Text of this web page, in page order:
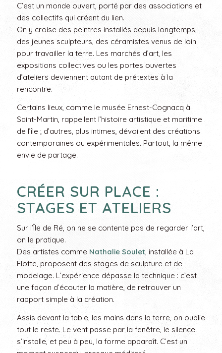
C’est un monde ouvert, porté par des associations et
des collectifs qui créent du lien.
On y croise des peintres installés depuis longtemps,
des jeunes sculpteurs, des céramistes venus de loin
pour travailler la terre. Les marchés d’art, les
expositions collectives ou les portes ouvertes
d’ateliers deviennent autant de prétextes à la
rencontre.
Certains lieux, comme le musée Ernest-Cognacq à
Saint-Martin, rappellent l’histoire artistique et maritime
de l’île ; d’autres, plus intimes, dévoilent des créations
contemporaines ou expérimentales. Partout, la même
envie de partage.
CRÉER SUR PLACE :
STAGES ET ATELIERS
Sur l’Île de Ré, on ne se contente pas de regarder l’art,
on le pratique.
Des artistes comme Nathalie Soulet, installée à La
Flotte, proposent des stages de sculpture et de
modelage. L’expérience dépasse la technique : c’est
une façon d’écouter la matière, de retrouver un
rapport simple à la création.
Assis devant la table, les mains dans la terre, on oublie
tout le reste. Le vent passe par la fenêtre, le silence
s’installe, et peu à peu, la forme apparaît. C’est un